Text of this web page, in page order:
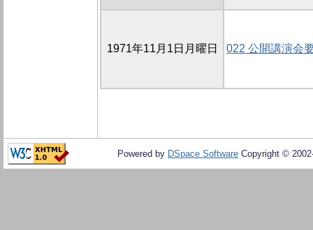
1971年11月1日月曜日 022 公開講演会
Powered by DSpace Software Copyright ©